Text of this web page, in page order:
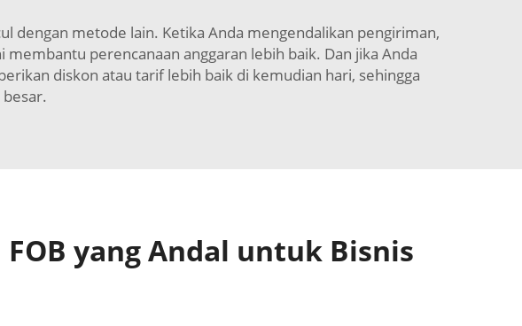
dengan metode lain. Ketika Anda mengendalikan pengiriman,
perencanaan anggaran lebih baik. Dan jika Anda
diskon atau tarif lebih baik di kemudian hari, sehingga
yang Andal untuk Bisnis